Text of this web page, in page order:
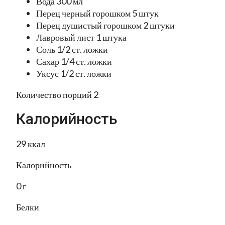
Перец черный горошком 5 штук
Перец душистый горошком 2 штуки
Лавровый лист 1 штука
Соль 1/2 ст. ложки
Сахар 1/4 ст. ложки
Уксус 1/2 ст. ложки
Количество порций 2
Калорийность
29 ккал
Калорийность
0 г
Белки